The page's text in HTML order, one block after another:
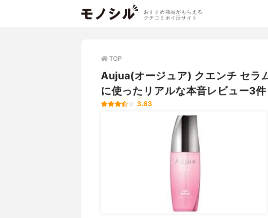
おすすめ商品がもらえる
クチコミポイ活サイト
TOP
Aujua(オージュア) クエンチ セラ
に使ったリアルな本音レビュー3件
3.63